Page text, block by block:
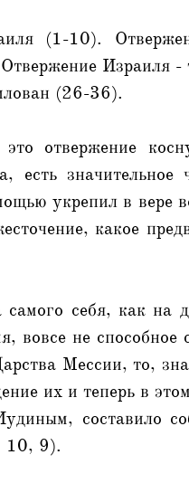
(1-10).
Израиля -
(26-36).
отвержение
значительное
укрепил в вере
какое
себя, как на
вовсе не способное
Мессии, то,
их и теперь в
составило
10, 9).